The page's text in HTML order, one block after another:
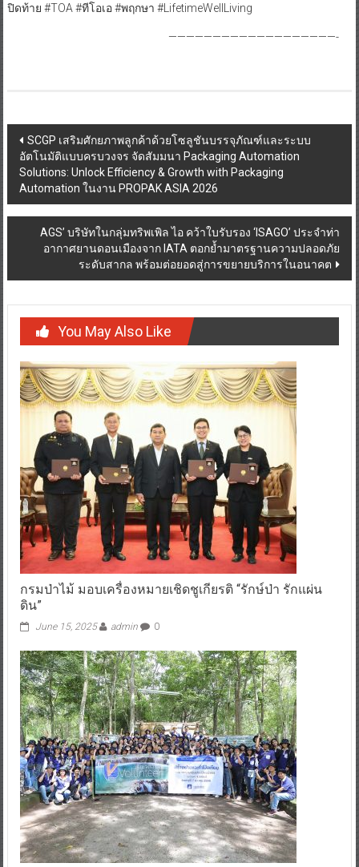
ปิดท้าย #TOA #ทีโอเอ #พฤกษา #LifetimeWellLiving
———————————————————-
Post
navigation
SCGP เสริมศักยภาพลูกค้าด้วยโซลูชันบรรจุภัณฑ์และระบบ
อัตโนมัติแบบครบวงจร จัดสัมมนา Packaging Automation
Solutions: Unlock Efficiency & Growth with Packaging
Automation ในงาน PROPAK ASIA 2026
AGS’ บริษัทในกลุ่มทริพเพิล ไอ คว้าใบรับรอง ‘ISAGO’ ประจำท่า
อากาศยานดอนเมืองจาก IATA ตอกย้ำมาตรฐานความปลอดภัย
ระดับสากล พร้อมต่อยอดสู่การขยายบริการในอนาคต
You May Also Like
กรมป่าไม้ มอบเครื่องหมายเชิดชูเกียรติ “รักษ์ป่า รักแผ่น
ดิน”
June 15, 2025 admin 0